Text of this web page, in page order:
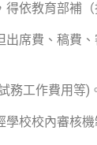
依教育部補
席費、稿費
務工作費用等)
校校內審核